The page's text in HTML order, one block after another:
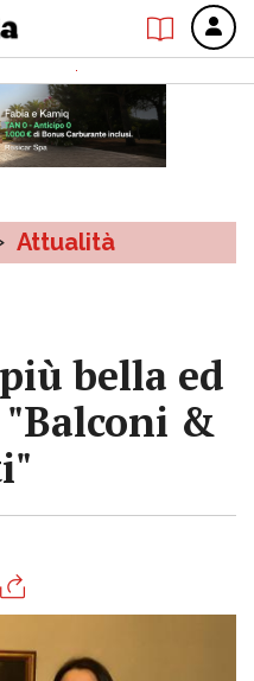
Attualità
bella ed
"Balconi &